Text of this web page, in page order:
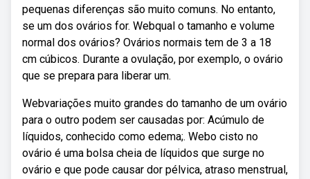
pequenas diferenças são muito comuns. No entanto,
se um dos ovários for. Webqual o tamanho e volume
normal dos ovários? Ovários normais tem de 3 a 18
cm cúbicos. Durante a ovulação, por exemplo, o ovário
que se prepara para liberar um.
Webvariações muito grandes do tamanho de um ovário
para o outro podem ser causadas por: Acúmulo de
líquidos, conhecido como edema;. Webo cisto no
ovário é uma bolsa cheia de líquidos que surge no
ovário e que pode causar dor pélvica, atraso menstrual,